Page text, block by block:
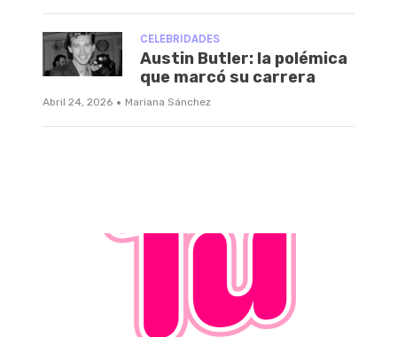
CELEBRIDADES
Austin Butler: la polémica
que marcó su carrera
Abril 24, 2026 · Mariana Sánchez